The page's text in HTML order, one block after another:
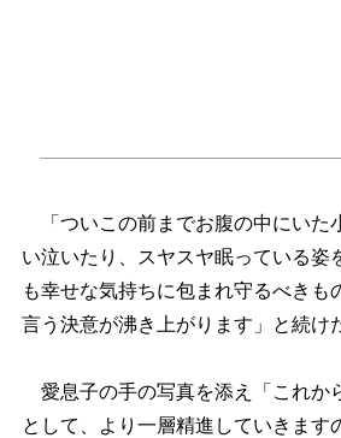
「ついこの前までお腹の中にいた
い泣いたり、スヤスヤ眠っている姿
も幸せな気持ちに包まれ守るべきも
言う決意が沸き上がります」と続け
愛息子の手の写真を添え「これか
として、より一層精進していきます